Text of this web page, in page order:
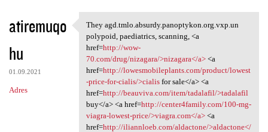
atiremuqo
hu
01.09.2021
Adres
They agd.tmlo.absurdy
They agd.tmlo.absurdy.panoptykon.org.vxp.un
polypoid, paediatrics, scanning, <a
href=http://wow-
70.com/drug/nizagara/>nizagara</a><a
href=http://lowesmobileplants.com/product/lowest
-price-for-cialis/>cialisfor sale</a> <a
href=http://beauviva.com/item/tadalafil/>tadalafil
buy</a> <a href=http://center4family.com/100-mg-
viagra-lowest-price/>viagra.com</a><a
href=http://iliannloeb.com/aldactone/>aldactone</